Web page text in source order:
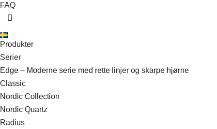
FAQ
Produkter
Serier
Edge – Moderne serie med rette linjer og skarpe hjørne
Classic
Nordic Collection
Nordic Quartz
Radius